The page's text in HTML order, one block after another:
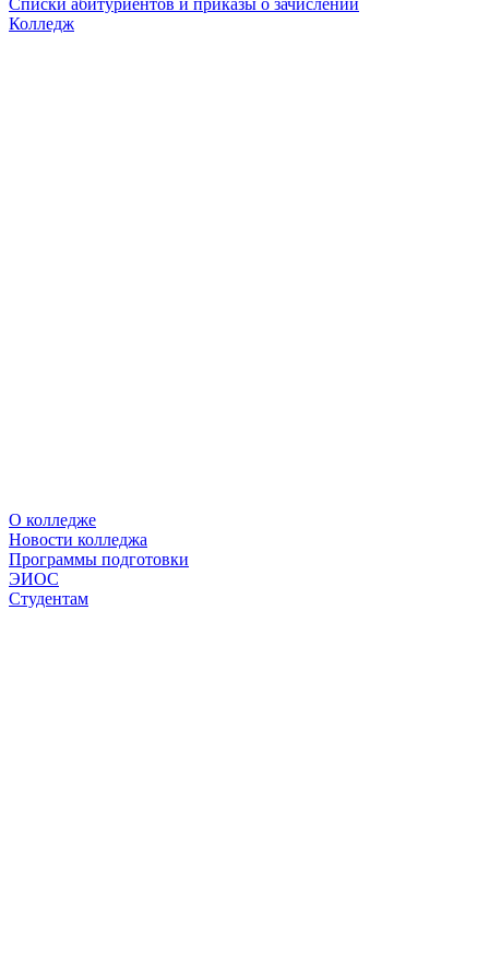
Списки абитуриентов и приказы о зачислении
Колледж
О колледже
Новости колледжа
Программы подготовки
ЭИОС
Студентам